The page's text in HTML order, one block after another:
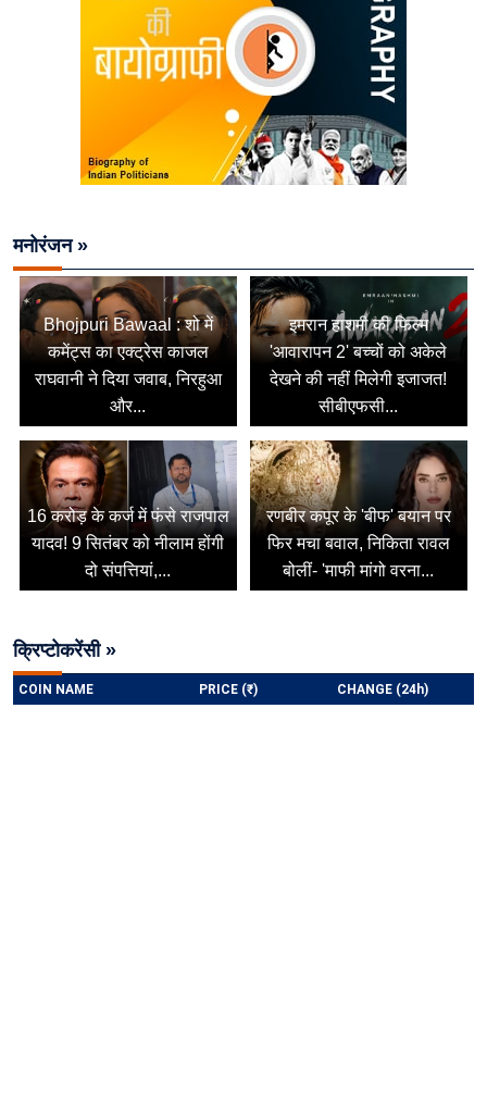
मनोरंजन »
Bhojpuri Bawaal : शो में
कमेंट्स का एक्ट्रेस काजल
राघवानी ने दिया जवाब, निरहुआ
और...
इमरान हाशमी की फिल्म
'आवारापन 2' बच्चों को अकेले
देखने की नहीं मिलेगी इजाजत!
सीबीएफसी...
16 करोड़ के कर्ज में फंसे राजपाल
यादव! 9 सितंबर को नीलाम होंगी
दो संपत्तियां,...
रणबीर कपूर के 'बीफ' बयान पर
फिर मचा बवाल, निकिता रावल
बोलीं- 'माफी मांगो वरना...
क्रिप्टोकरेंसी »